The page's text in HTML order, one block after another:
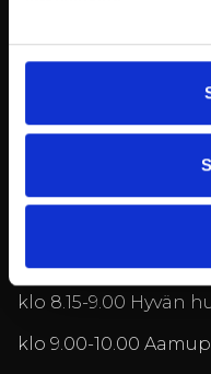
Vapaata aikaa
klo 17-18.15 Jooga:
klo 18.30-19.30
Sunnuntai:
klo 8.15-9.00 Hyvän
klo 9.00-10.00